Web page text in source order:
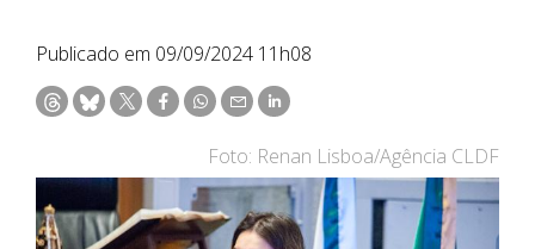
Publicado em 09/09/2024 11h08
Foto: Renan Lisboa/Agência CLDF